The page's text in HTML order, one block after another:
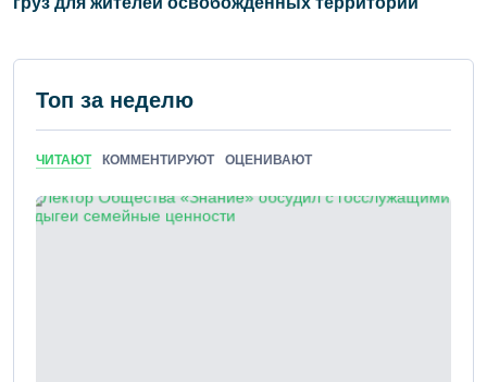
Топ за неделю
ЧИТАЮТ КОММЕНТИРУЮТ ОЦЕНИВАЮТ